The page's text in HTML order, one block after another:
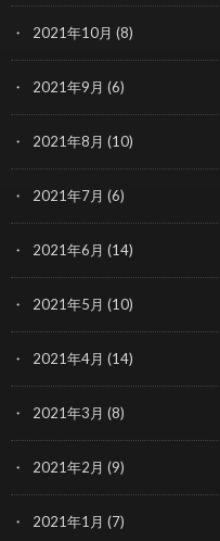
2021年10月 (8)
2021年9月 (6)
2021年8月 (10)
2021年7月 (6)
2021年6月 (14)
2021年5月 (10)
2021年4月 (14)
2021年3月 (8)
2021年2月 (9)
2021年1月 (7)